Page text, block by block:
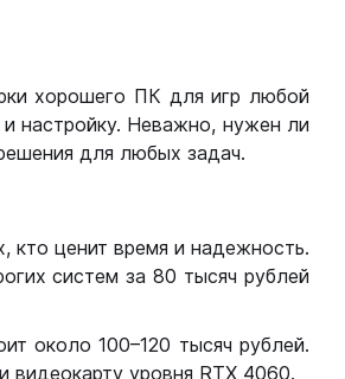
хорошего ПК для игр любой
настройку. Неважно, нужен ли
для любых задач.
кто ценит время и надежность.
систем за 80 тысяч рублей
около 100–120 тысяч рублей.
видеокарту уровня RTX 4060.